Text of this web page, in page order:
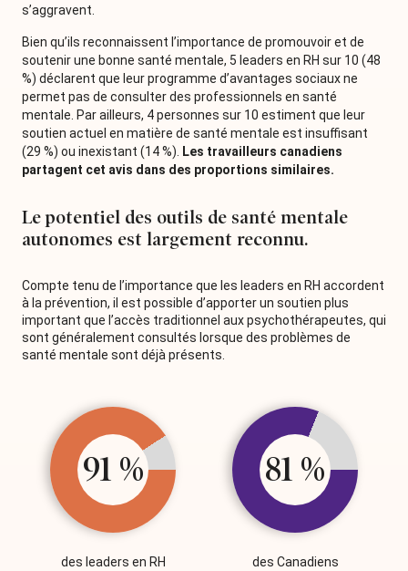
s’aggravent.
Bien qu’ils reconnaissent l’importance de promouvoir et de
soutenir une bonne santé mentale, 5 leaders en RH sur 10 (48
%) déclarent que leur programme d’avantages sociaux ne
permet pas de consulter des professionnels en santé
mentale. Par ailleurs, 4 personnes sur 10 estiment que leur
soutien actuel en matière de santé mentale est insuffisant
(29 %) ou inexistant (14 %).
Les travailleurs canadiens
partagent cet avis dans des proportions similaires.
Le potentiel des outils de santé mentale
autonomes est largement reconnu.
Compte tenu de l’importance que les leaders en RH accordent
à la prévention, il est possible d’apporter un soutien plus
important que l’accès traditionnel aux psychothérapeutes, qui
sont généralement consultés lorsque des problèmes de
santé mentale sont déjà présents.
91 %
des leaders en RH
81 %
des Canadiens